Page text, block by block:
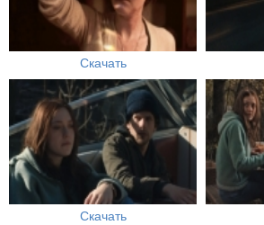
Скачать
Скачать